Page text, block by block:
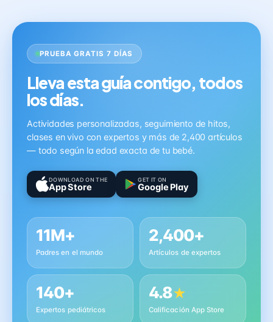
PRUEBA GRATIS 7 DÍAS
Lleva esta guía contigo, todos
los días.
Actividades personalizadas, seguimiento de hitos,
clases en vivo con expertos y más de 2,400 artículos
— todo según la edad exacta de tu bebé.
DOWNLOAD ON THE
App Store
GET IT ON
Google Play
11M+
Padres en el mundo
2,400+
Artículos de expertos
140+
Expertos pediátricos
4.8★
Calificación App Store